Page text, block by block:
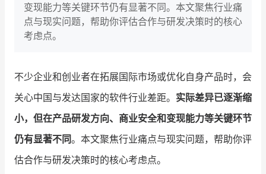
智库 产品场景库
产品更新动态
新零售资讯
培训课程
变现能力等关键环节仍有显著不同。本文聚焦行业痛
点与现实问题，帮助你评估合作与研发决策时的核心
考虑点。
不少企业和创业者在拓展国际市场或优化自身产品时，会
关心中国与发达国家的软件行业差距。 实际差异已逐渐缩
小，但在产品研发方向、商业安全和变现能力等关键环节
仍有显著不同。本文聚焦行业痛点与现实问题，帮助你评
估合作与研发决策时的核心考虑点。